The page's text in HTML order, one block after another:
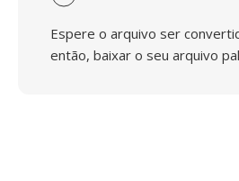
Espere o arquivo ser
então, baixar o seu arquivo pal